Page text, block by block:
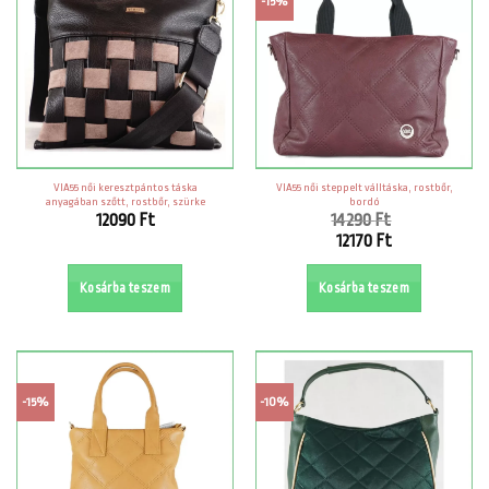
VIA55 női keresztpántos táska
anyagában szőtt, rostbőr, szürke
12090 Ft
Kosárba teszem
VIA55 női steppelt válltáska, rostbőr,
bordó
14290Ft
Original
14290 Ft.
12170 Ft
Current
price
is:
12170 Ft.
Kosárba teszem
-15% -10%